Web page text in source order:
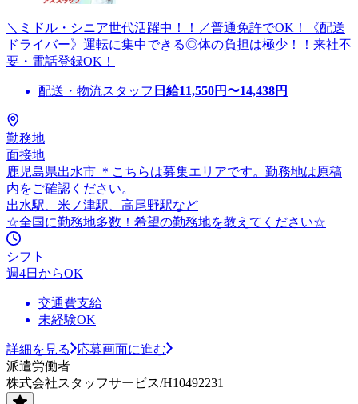
＼ミドル・シニア世代活躍中！！／普通免許でOK！《配送
ドライバー》運転に集中できる◎体の負担は極少！！来社不
要・電話登録OK！
配送・物流スタッフ 日給11,550円〜14,438円
勤務地
面接地
鹿児島県出水市 ＊こちらは募集エリアです。勤務地は原稿
内をご確認ください。
出水駅、米ノ津駅、高尾野駅など
☆全国に勤務地多数！希望の勤務地を教えてください☆
シフト
週4日からOK
交通費支給
未経験OK
詳細を見る
応募画面に進む
派遣労働者
株式会社スタッフサービス/H10492231